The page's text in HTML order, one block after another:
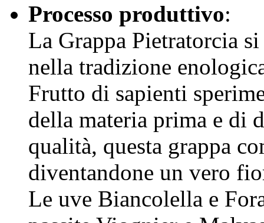
Processo produttivo:
La Grappa Pietratorcia
nella tradizione
Frutto di sapienti
della materia prima e di
qualità, questa grappa
diventandone un vero
Le uve Biancolella e